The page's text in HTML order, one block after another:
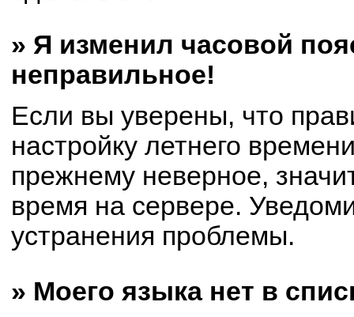
» Я изменил часовой
неправильное!
Если вы уверены, что
настройку летнего
прежнему неверное,
время на сервере.
устранения проблемы.
» Моего языка нет в